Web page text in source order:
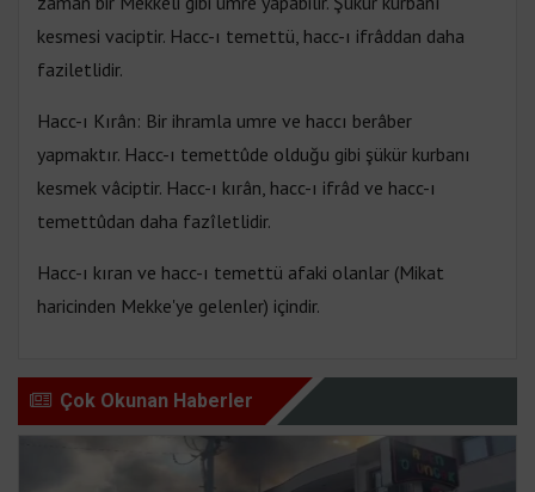
kesmesi vaciptir. Hacc-ı temettü, hacc-ı ifrâddan daha
faziletlidir.
Hacc-ı Kırân: Bir ihramla umre ve haccı berâber
yapmaktır. Hacc-ı temettûde olduğu gibi şükür kurbanı
kesmek vâciptir. Hacc-ı kırân, hacc-ı ifrâd ve hacc-ı
temettûdan daha fazîletlidir.
Hacc-ı kıran ve hacc-ı temettü afaki olanlar (Mikat
haricinden Mekke'ye gelenler) içindir.
Çok Okunan Haberler